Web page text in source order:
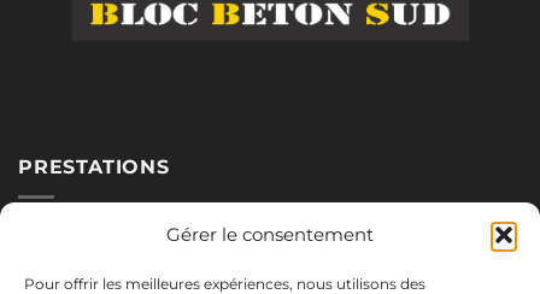
Gérer le consentement
Pour offrir les meilleures expériences, nous utilisons des
PRESTATIONS